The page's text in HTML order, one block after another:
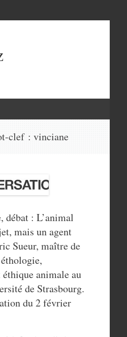
clef : vinciane
débat : L’animal
mais un agent
Sueur, maître de
animale au
de Strasbourg.
du 2 février